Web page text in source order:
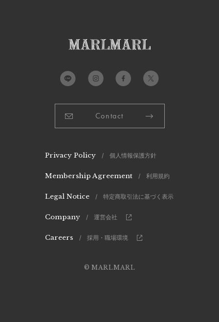
こちらの商品は、特許出願中です。
Contact
Privacy Policy / 個人情報保護方針
Membership Agreement / 利用規約
Legal Notice / 特定商取引法に基づく表示
Company / 運営会社
Careers / 採用・職場環境
© MARLMARL